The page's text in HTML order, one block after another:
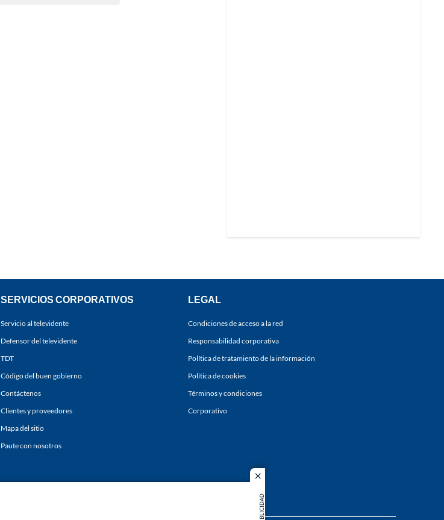
close
PUBLICIDAD
SERVICIOS CORPORATIVOS
Servicio al televidente
Defensor del televidente
TDT
Código del buen gobierno
Contáctenos
Clientes y proveedores
Mapa del sitio
Paute con nosotros
LEGAL
Condiciones de acceso a la red
Responsabilidad corporativa
Política de tratamiento de la información
Política de cookies
Términos y condiciones
Corporativo